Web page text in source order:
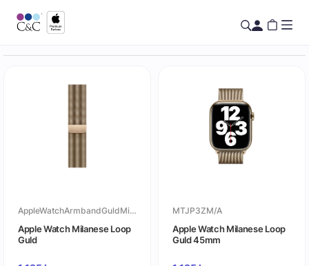
AppleWatchArmbandGuldMilaneseLoop
Apple Watch Milanese Loop
Guld
MTJP3ZM/A
Apple Watch Milanese Loop
Guld 45mm